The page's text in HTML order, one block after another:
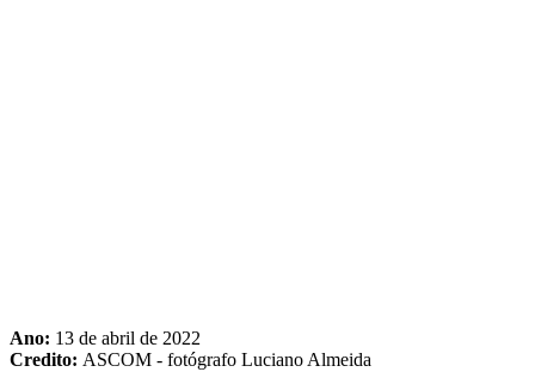
Ano: 13 de abril de 2022
Credito: ASCOM - fotógrafo Luciano Almeida